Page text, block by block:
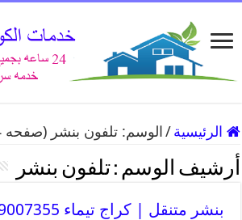
الرئيسية / الوسم:تلفون بنشر (صفحه 4)
أرشيف الوسم :تلفون بنشر